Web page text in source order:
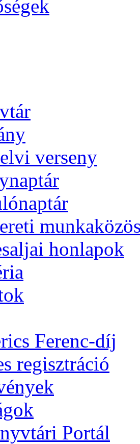
verseny
honlapok
Ferenc-díj
regisztráció
Portál